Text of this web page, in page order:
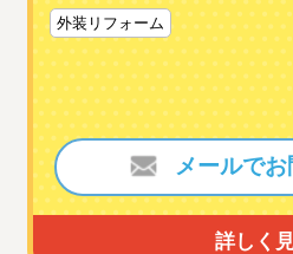
外装リフォーム
詳しく
メールで